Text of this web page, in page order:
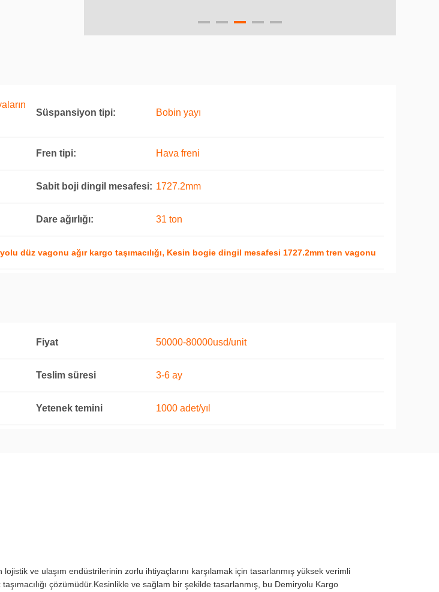
Süspansiyon tipi: Bobin yayı
Fren tipi: Hava freni
Sabit boji dingil mesafesi: 1727.2mm
Dare ağırlığı: 31 ton
düz vagonu ağır kargo taşımacılığı, Kesin bogie dingil mesafesi 1727.2mm tren vagonu
Fiyat 50000-80000usd/unit
Teslim süresi 3-6 ay
Yetenek temini 1000 adet/yıl
ve ulaşım endüstrilerinin zorlu ihtiyaçlarını karşılamak için tasarlanmış yüksek verimli
çözümüdür.Kesinlikle ve sağlam bir şekilde tasarlanmış, bu Demiryolu Kargo